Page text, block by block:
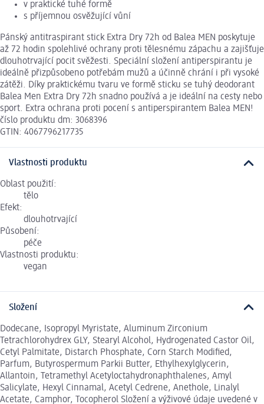
v praktické tuhé formě
s příjemnou osvěžující vůní
Pánský antitraspirant stick Extra Dry 72h od Balea MEN poskytuje
až 72 hodin spolehlivé ochrany proti tělesnému zápachu a zajišťuje
dlouhotrvající pocit svěžesti. Speciální složení antiperspirantu je
ideálně přizpůsobeno potřebám mužů a účinně chrání i při vysoké
zátěži. Díky praktickému tvaru ve formě sticku se tuhý deodorant
Balea Men Extra Dry 72h snadno používá a je ideální na cesty nebo
sport. Extra ochrana proti pocení s antiperspirantem Balea MEN!
číslo produktu dm: 3068396
GTIN: 4067796217735
Vlastnosti produktu
Oblast použití:
tělo
Efekt:
dlouhotrvající
Působení:
péče
Vlastnosti produktu:
vegan
Složení
Dodecane, Isopropyl Myristate, Aluminum Zirconium
Tetrachlorohydrex GLY, Stearyl Alcohol, Hydrogenated Castor Oil,
Cetyl Palmitate, Distarch Phosphate, Corn Starch Modified,
Parfum, Butyrospermum Parkii Butter, Ethylhexylglycerin,
Allantoin, Tetramethyl Acetyloctahydronaphthalenes, Amyl
Salicylate, Hexyl Cinnamal, Acetyl Cedrene, Anethole, Linalyl
Acetate, Camphor, Tocopherol Složení a výživové údaje uvedené v